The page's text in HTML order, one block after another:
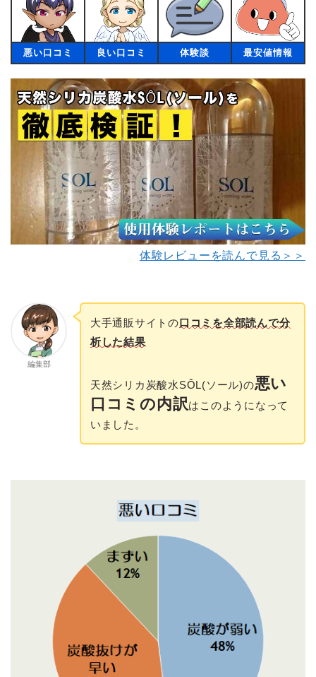
悪い口コミ 良い口コミ 体験談 最安値情報
体験レビューを読んで見る＞＞
編集部
大手通販サイトの口コミを全部読んで分
析した結果
天然シリカ炭酸水SÔL(ソール)の悪い
口コミの内訳はこのようになって
いました。